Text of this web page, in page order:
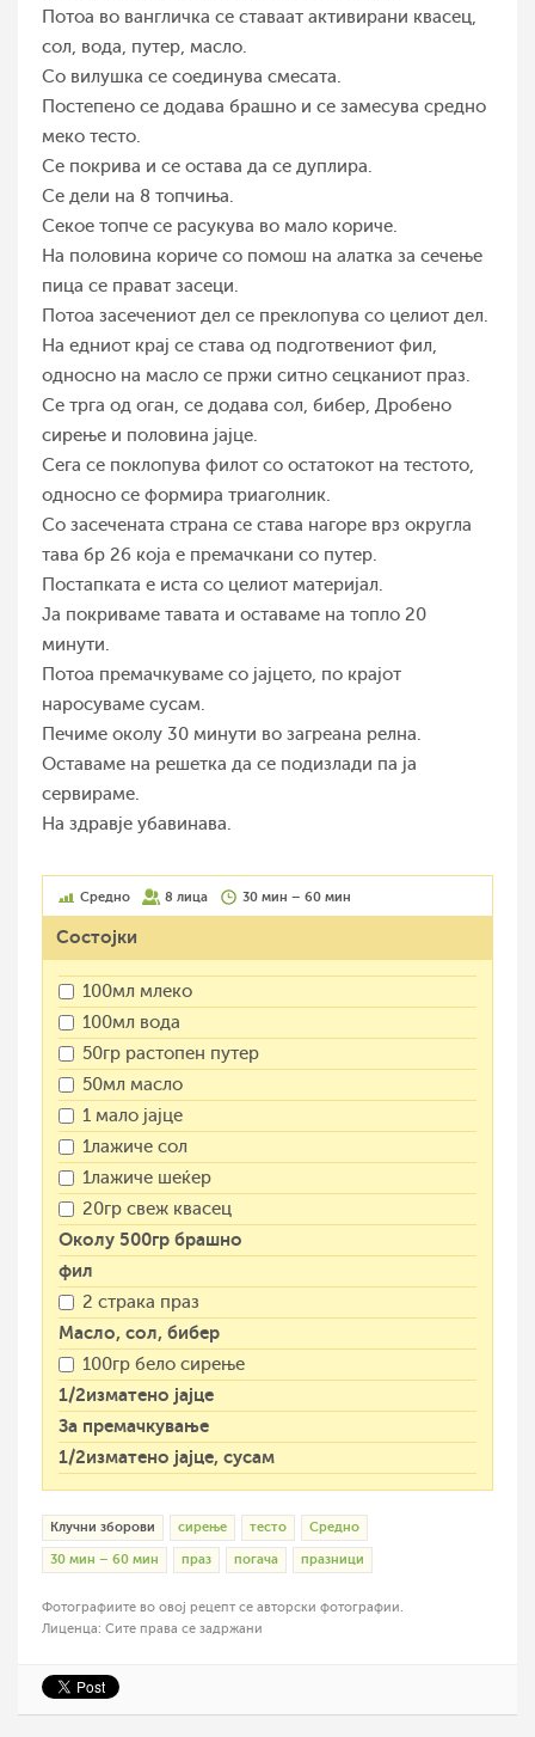
Потоа во вангличка се ставаат активирани квасец,
сол, вода, путер, масло.
Со вилушка се соединува смесата.
Постепено се додава брашно и се замесува средно
меко тесто.
Се покрива и се остава да се дуплира.
Се дели на 8 топчиња.
Секое топче се расукува во мало кориче.
На половина кориче со помош на алатка за сечење
пица се прават засеци.
Потоа засечениот дел се преклопува со целиот дел.
На едниот крај се става од подготвениот фил,
односно на масло се пржи ситно сецканиот праз.
Се трга од оган, се додава сол, бибер, Дробено
сирење и половина јајце.
Сега се поклопува филот со остатокот на тестото,
односно се формира триаголник.
Со засечената страна се става нагоре врз округла
тава бр 26 која е премачкани со путер.
Постапката е иста со целиот материјал.
Ја покриваме тавата и оставаме на топло 20
минути.
Потоа премачкуваме со јајцето, по крајот
наросуваме сусам.
Печиме околу 30 минути во загреана релна.
Оставаме на решетка да се подизлади па ја
сервираме.
На здравје убавинава.
Средно 8 лица 30 мин – 60 мин
Состојки
100мл млеко
100мл вода
50гр растопен путер
50мл масло
1 мало јајце
1лажиче сол
1лажиче шеќер
20гр свеж квасец
Околу 500гр брашно
фил
2 страка праз
Масло, сол, бибер
100гр бело сирење
1/2изматено јајце
За премачкување
1/2изматено јајце, сусам
Клучни зборови сирење тесто Средно
30 мин – 60 мин праз погача празници
Фотографиите во овој рецепт се авторски фотографии.
Лиценца: Сите права се задржани